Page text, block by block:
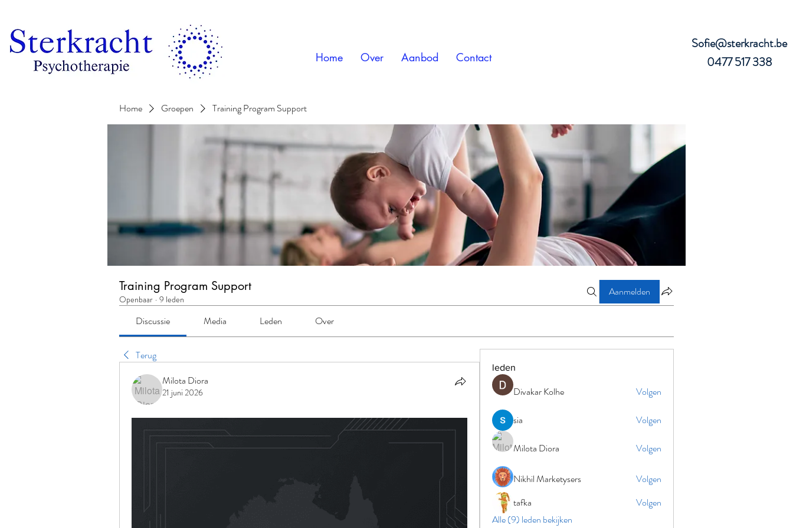
Home Over Aanbod Contact
Sofie@sterkracht.be
0477 517 338
Home Groepen Training Program Support
Training Program Support
Openbaar · 9 leden
Aanmelden
Discussie Media Leden Over
Terug
Milota Diora
21 juni 2026
leden
Divakar Kolhe Volgen
sia Volgen
Milota Diora Volgen
Nikhil Marketysers
Volgen
tafka
Volgen
Alle (9) leden bekijken